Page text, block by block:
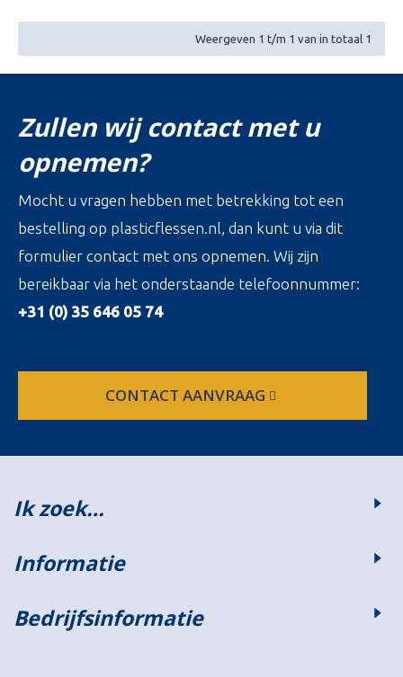
Weergeven 1 t/m 1 van in totaal 1
Zullen wij contact met u
opnemen?
Mocht u vragen hebben met betrekking tot een
bestelling op plasticflessen.nl, dan kunt u via dit
formulier contact met ons opnemen. Wij zijn
bereikbaar via het onderstaande telefoonnummer:
+31 (0) 35 646 05 74
CONTACT AANVRAAG
Ik zoek…
Informatie
Bedrijfsinformatie